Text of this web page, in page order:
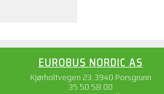
EUROBUS NORDIC AS
Kjørholtvegen 23. 3940 Porsgrunn
35 50 58 00